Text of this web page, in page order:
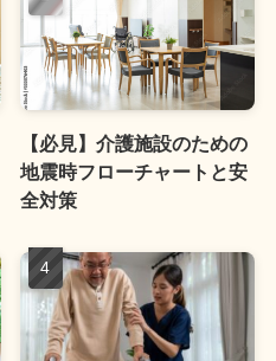
【必見】介護施設のための
地震時フローチャートと安
全対策